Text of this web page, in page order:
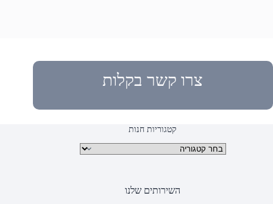
צרו קשר בקלות
קטגוריות חנות
קטגוריות מוצרים
השירותים שלנו